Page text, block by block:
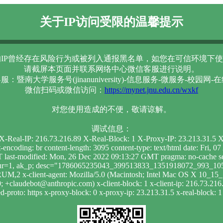
关于IP访问受限的温馨提示
曾经存在风险行为或被列入通报黑名单，如您在可信环境下
请截屏本页面并联系网络中心微信客服进行说明。
：暨南大学服务号(jinanuniversity)-信息服务-微服务-校园网-
微信扫码或微信访问： https://mynet.jnu.edu.cn/wxkf
对您使用造成的不便，敬请谅解。
调试信息：
Real-IP: 216.73.216.89 X-Real-Block: 1 X-Proxy-IP: 23.213.31.5
encoding: br content-length: 3095 content-type: text/html date: Fri,
modified: Mon, 26 Dec 2022 09:13:27 GMT pragma: no-cache
ak_p;
x-client-agent: Mozilla/5.0 (Macintosh; Intel Mac OS X
+claudebot@anthropic.com) x-client-block: 1 x-client-ip:
proto: https x-proxy-block: 0 x-proxy-ip: 23.213.31.5 x-real-block: